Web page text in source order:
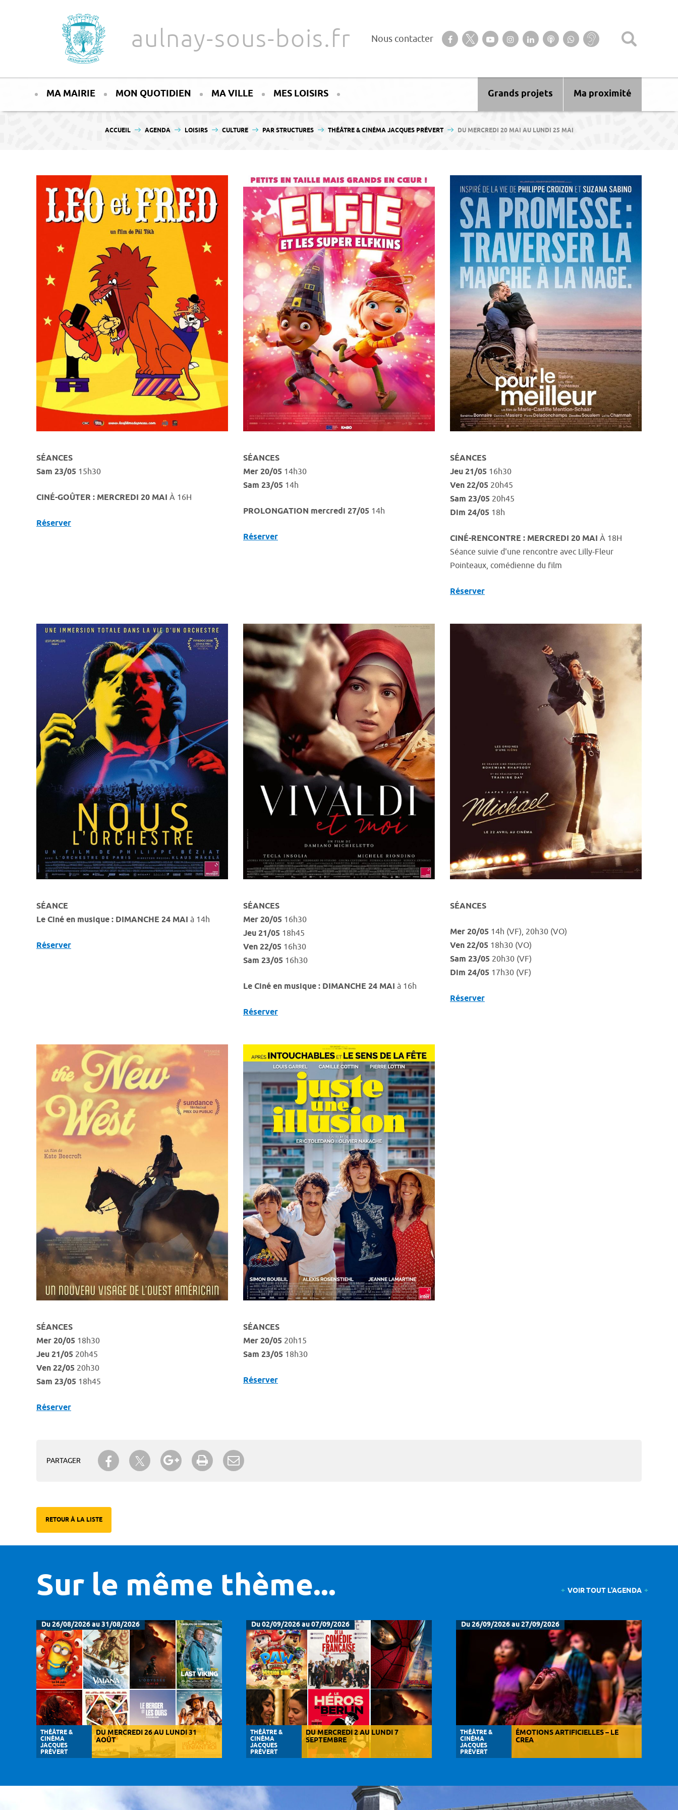
aulnay-sous-bois.fr Nous contacter Suivez-nous sur notre page Facebook
Suivez-nous sur Twitter
Suivez-nous sur YouTube
Suivez-nous sur Instagram
Retrouvez-nous sur Linkedin
Ecoutez nos Podcasts
Suivez-nous sur
WhatsApp
Baisse
d’audition ?
MA MAIRIE MON QUOTIDIEN MA VILLE MES LOISIRS Ma proximité
Grands projets
VOUS ÊTES ICI :
ACCUEIL AGENDA LOISIRS CULTURE PAR STRUCTURES THÉÂTRE & CINÉMA JACQUES PRÉVERT DU MERCREDI 20 MAI AU LUNDI 25 MAI
SÉANCES
Sam 23/05 15h30
CINÉ-GOÛTER : MERCREDI 20 MAI À 16H
Réserver
SÉANCES
Mer 20/05 14h30
Sam 23/05 14h
PROLONGATION mercredi 27/05 14h
Réserver
SÉANCES
Jeu 21/05 16h30
Ven 22/05 20h45
Sam 23/05 20h45
Dim 24/05 18h
CINÉ-RENCONTRE : MERCREDI 20 MAI À 18H
Séance suivie d'une rencontre avec Lilly-Fleur
Pointeaux, comédienne du film
Réserver
SÉANCE
Le Ciné en musique : DIMANCHE 24 MAI à 14h
Réserver
SÉANCES
Mer 20/05 16h30
Jeu 21/05 18h45
Ven 22/05 16h30
Sam 23/05 16h30
Le Ciné en musique : DIMANCHE 24 MAI à 16h
Réserver
SÉANCES
Mer 20/05 14h (VF), 20h30 (VO)
Ven 22/05 18h30 (VO)
Sam 23/05 20h30 (VF)
Dim 24/05 17h30 (VF)
Réserver
SÉANCES
Mer 20/05 18h30
Jeu 21/05 20h45
Ven 22/05 20h30
Sam 23/05 18h45
Réserver
SÉANCES
Mer 20/05 20h15
Sam 23/05 18h30
Réserver
PARTAGER
Partager sur Facebook
Partager sur TwitterPartager sur Google+
Imprimer
RETOUR À LA LISTE
Sur le même thème... VOIR TOUT L'AGENDA
Du 26/08/2026 au 31/08/2026
THÉÂTRE &
CINÉMA
JACQUES
PRÉVERT
DU MERCREDI 26 AU LUNDI 31
AOÛT
Du 02/09/2026 au 07/09/2026
THÉÂTRE &
CINÉMA
JACQUES
PRÉVERT
DU MERCREDI 2 AU LUNDI 7
SEPTEMBRE
Du 26/09/2026 au 27/09/2026
THÉÂTRE &
CINÉMA
JACQUES
PRÉVERT
ÉMOTIONS ARTIFICIELLES – LE
CREA